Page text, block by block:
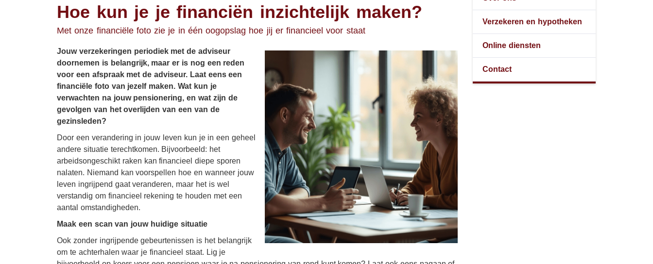
Uitvaart
Zorgverzekering
Pensioen
Sparen
Uw zakelijke bezittingen
Ziekteverzuim
Hoe kun je je financiën inzichtelijk maken?
Met onze financiële foto zie je in één oogopslag hoe jij er financieel voor staat
Jouw verzekeringen periodiek met de adviseur
doornemen is belangrijk, maar er is nog een reden
voor een afspraak met de adviseur. Laat eens een
financiële foto van jezelf maken. Wat kun je
verwachten na jouw pensionering, en wat zijn de
gevolgen van het overlijden van een van de
gezinsleden?
Door een verandering in jouw leven kun je in een geheel
andere situatie terechtkomen. Bijvoorbeeld: het
arbeidsongeschikt raken kan financieel diepe sporen
nalaten. Niemand kan voorspellen hoe en wanneer jouw
leven ingrijpend gaat veranderen, maar het is wel
verstandig om financieel rekening te houden met een
aantal omstandigheden.
Maak een scan van jouw huidige situatie
Ook zonder ingrijpende gebeurtenissen is het belangrijk
om te achterhalen waar je financieel staat. Lig je
Verzekeren en hypotheken
Online diensten
Contact